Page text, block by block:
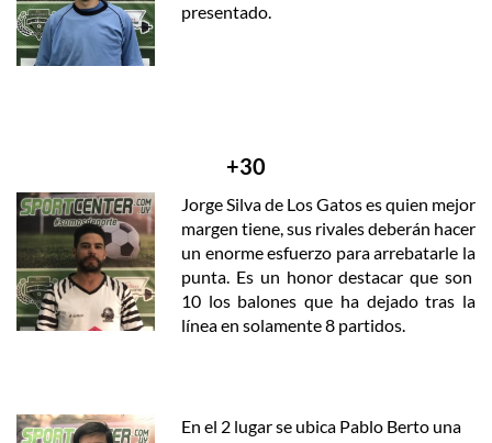
presentado.
+30
Jorge Silva de Los Gatos es quien mejor
margen tiene, sus rivales deberán hacer
un enorme esfuerzo para arrebatarle la
punta. Es un honor destacar que son
10 los balones que ha dejado tras la
línea en solamente 8 partidos.
En el 2 lugar se ubica Pablo Berto una